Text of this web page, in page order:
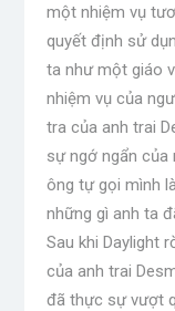
một nhiệm vụ
quyết định sử
ta như một giáo
nhiệm vụ của
tra của anh trai
sự ngớ ngẩn
ông tự gọi mình
những gì anh ta
Sau khi Daylight
của anh trai
đã thực sự vượt